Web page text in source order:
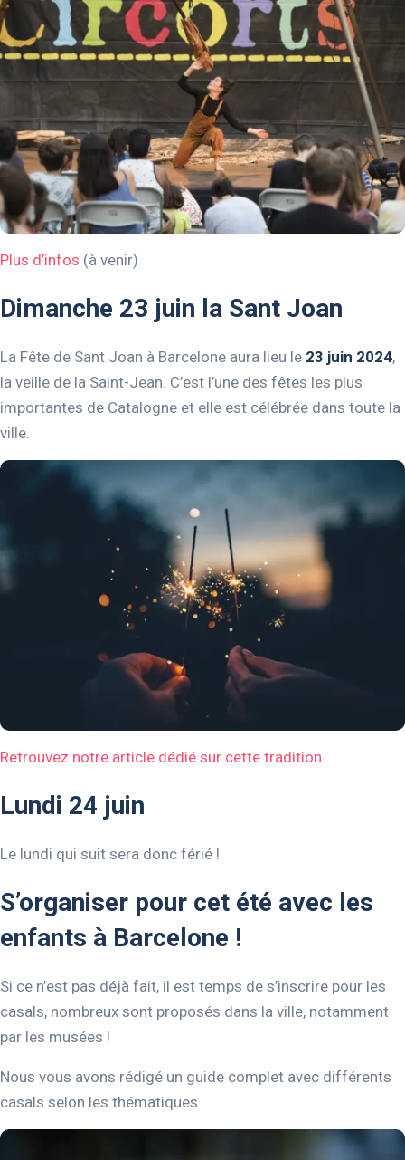
Plus d’infos (à venir)
Dimanche 23 juin la Sant Joan
La Fête de Sant Joan à Barcelone aura lieu le 23 juin 2024,
la veille de la Saint-Jean. C’est l’une des fêtes les plus
importantes de Catalogne et elle est célébrée dans toute la
ville.
Retrouvez notre article dédié sur cette tradition
Lundi 24 juin
Le lundi qui suit sera donc férié !
S’organiser pour cet été avec les
enfants à Barcelone !
Si ce n’est pas déjà fait, il est temps de s’inscrire pour les
casals, nombreux sont proposés dans la ville, notamment
par les musées !
Nous vous avons rédigé un guide complet avec différents
casals selon les thématiques.